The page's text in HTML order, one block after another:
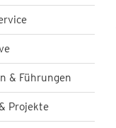
& Führungen
Projekte